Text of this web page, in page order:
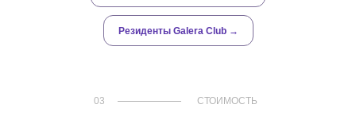
Резиденты Galera Club →
03 СТОИМОСТЬ